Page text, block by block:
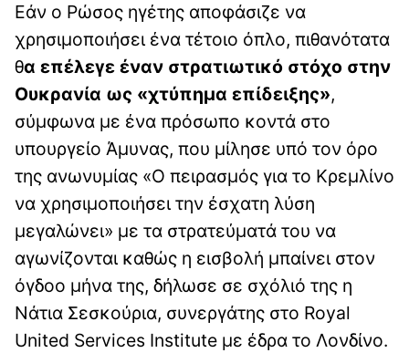
Εάν ο Ρώσος ηγέτης αποφάσιζε να
χρησιμοποιήσει ένα τέτοιο όπλο, πιθανότατα
θα επέλεγε έναν στρατιωτικό στόχο στην
Ουκρανία ως «χτύπημα επίδειξης»,
σύμφωνα με ένα πρόσωπο κοντά στο
υπουργείο Άμυνας, που μίλησε υπό τον όρο
της ανωνυμίας «Ο πειρασμός για το Κρεμλίνο
να χρησιμοποιήσει την έσχατη λύση
μεγαλώνει» με τα στρατεύματά του να
αγωνίζονται καθώς η εισβολή μπαίνει στον
όγδοο μήνα της, δήλωσε σε σχόλιό της η
Nάτια Σεσκούρια, συνεργάτης στο Royal
United Services Institute με έδρα το Λονδίνο.